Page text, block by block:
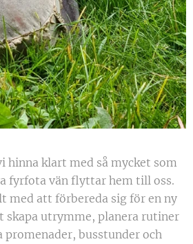
hinna klart med så mycket som
fyrfota vän flyttar hem till oss.
med att förbereda sig för en ny
utrymme, planera rutiner
promenader, busstunder och